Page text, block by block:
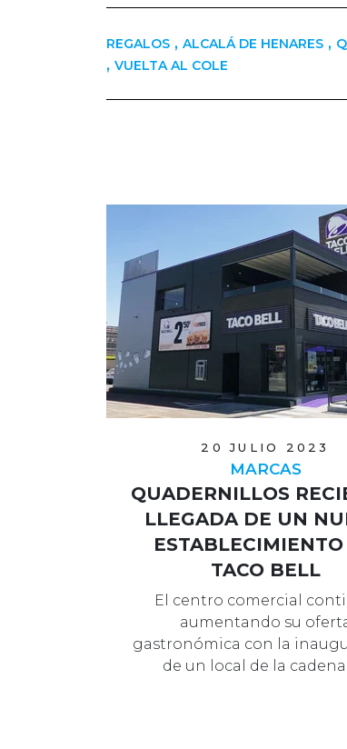
REGALOS , ALCALÁ DE HENARES ,
, VUELTA AL COLE
20 JULIO 2023
MARCAS
QUADERNILLOS
LLEGADA DE UN
TACO BELL
El centro comercial
aumentando su
gastronómica con la
de un local de la